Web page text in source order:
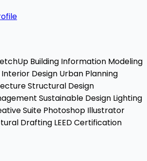
Building Information Modeling
Interior Design Urban Planning
Structural Design
Sustainable Design Lighting
Suite Photoshop Illustrator
Drafting LEED Certification